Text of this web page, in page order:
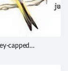
capped